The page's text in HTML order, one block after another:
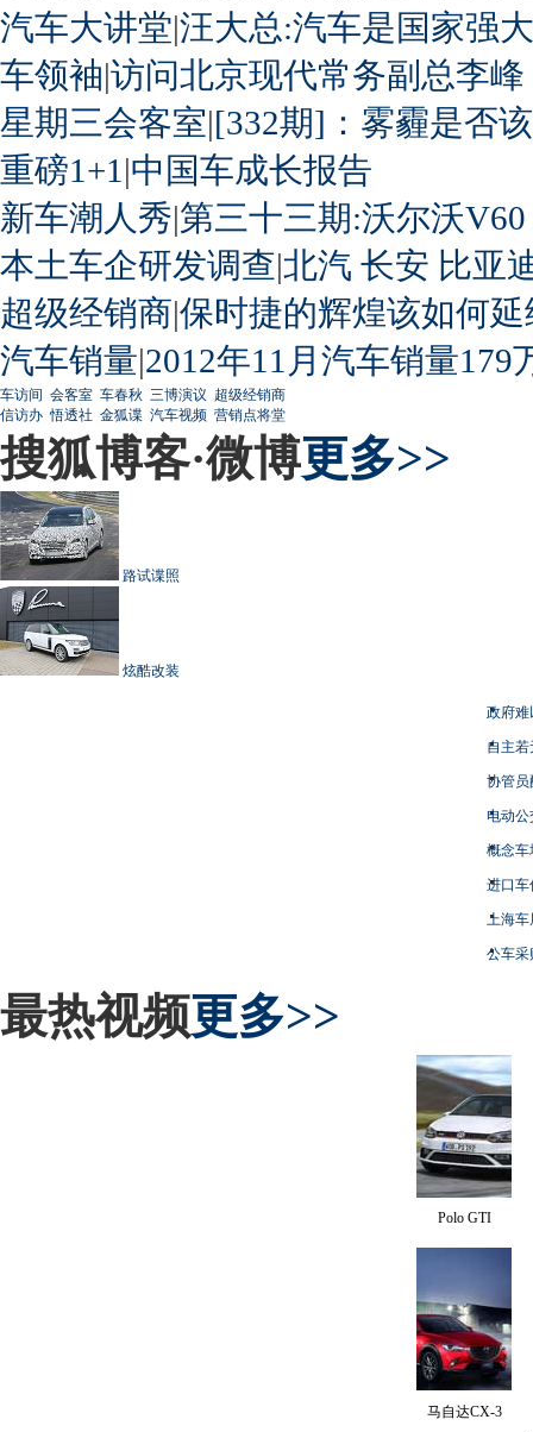
汽车大讲堂|汪大总:汽车是国家强
车领袖|访问北京现代常务副总李峰
星期三会客室|[332期]：雾霾是否
重磅1+1 |中国车成长报告
新车潮人秀|第三十三期:沃尔沃
本土车企研发调查|北汽 长安 比亚
超级经销商|保时捷的辉煌该如何延
汽车销量|2012年11月汽车销量179
车访间 会客室 车春秋 三博演议 超级经销商
信访办 悟透社 金狐谍 汽车视频 营销点将堂
搜狐博客·微博更多>>
路试谍照
炫酷改装
政府难
自主
协管员
电动
概念车
进口车
上海
公车采
最热视频更多>>
Polo GTI
马自达CX-3